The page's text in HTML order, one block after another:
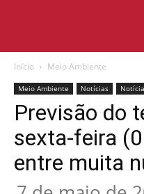
Início Meio Ambiente
Meio Ambiente Notícias
Previsão do
sexta-feira
entre muita